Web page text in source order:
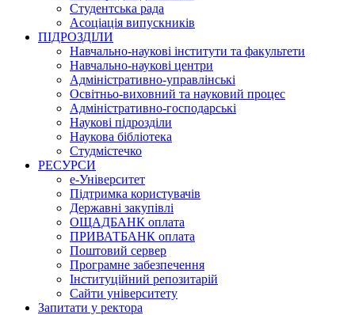
Студентська рада
Асоціація випускників
ПІДРОЗДІЛИ
Навчально-наукові інститути та факультети
Навчально-наукові центри
Адміністративно-управлінські
Освітньо-виховний та науковий процес
Адміністративно-господарські
Наукові підрозділи
Наукова бібліотека
Студмістечко
РЕСУРСИ
е-Університет
Підтримка користувачів
Державні закупівлі
ОЩАДБАНК оплата
ПРИВАТБАНК оплата
Поштовий сервер
Програмне забезпечення
Інституційний репозитарій
Сайти університету
Запитати у ректора